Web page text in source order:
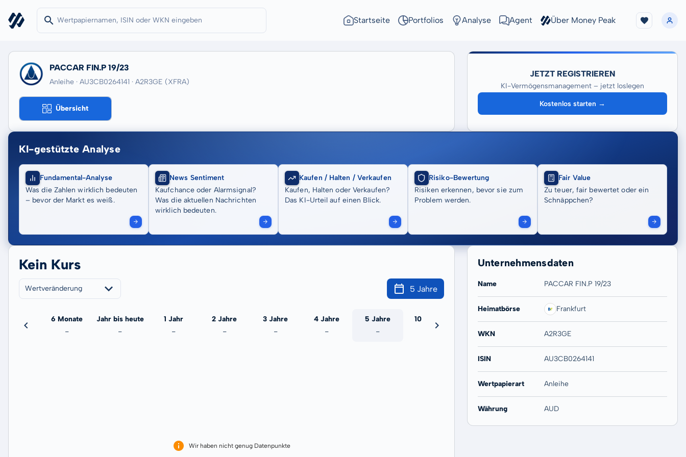
Startseite Portfolios Analyse Agent Über Money Peak
PACCAR FIN.P 19/23
Anleihe · AU3CB0264141 · A2R3GE (XFRA)
Übersicht
JETZT REGISTRIEREN
KI-Vermögensmanagement – jetzt loslegen
Kostenlos starten →
KI-gestützte Analyse
Fundamental-Analyse
Was die Zahlen wirklich bedeuten
– bevor der Markt es weiß.
News Sentiment
Kaufchance oder Alarmsignal?
Was die aktuellen Nachrichten
wirklich bedeuten.
Kaufen / Halten / Verkaufen
Kaufen, Halten oder Verkaufen?
Das KI-Urteil auf einen Blick.
Risiko-Bewertung
Risiken erkennen, bevor sie zum
Problem werden.
Fair Value
Zu teuer, fair bewertet oder ein
Schnäppchen?
Kein Kurs
Wertveränderung 5 Jahre
6 Monate
-
Jahr bis heute
-
1 Jahr
-
2 Jahre
-
3 Jahre
-
4 Jahre
-
5 Jahre
-
10 Jahre
-
Wir haben nicht genug Datenpunkte
Unternehmensdaten
Name PACCAR FIN.P 19/23
Heimatbörse Frankfurt
WKN A2R3GE
ISIN AU3CB0264141
Wertpapierart Anleihe
Währung AUD